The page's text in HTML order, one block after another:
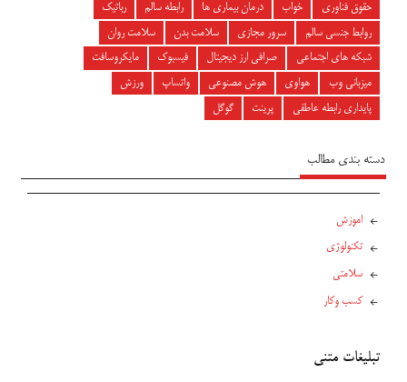
حقوق فناوری
خواب درمان بیماری ها رابطه سالم
رباتیک
روابط جنسی سالم
سرور مجازی سلامت بدن
سلامت روان
شبکه های اجتماعی
صرافی ارز دیجیتال فیسبوک
مایکروسافت
میزبانی وب
هواوی هوش مصنوعی واتساپ
ورزش
پایداری رابطه عاطفی
پرینت گوگل
دسته بندی مطالب
اموزش
تکنولوژی
سلامتی
کسب وکار
تبلیغات متنی